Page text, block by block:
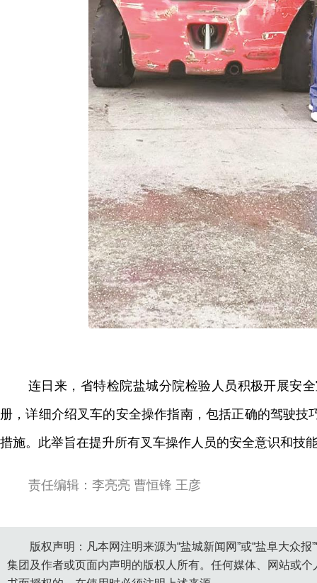
连日来，省特检院盐城分院检验人员积极开展安
册，详细介绍叉车的安全操作指南，包括正确的驾驶
措施。此举旨在提升所有叉车操作人员的安全意识和技
责任编辑：李亮亮 曹恒锋 王彦
版权声明：凡本网注明来源为“盐城新闻网”或“盐阜大众
集团及作者或页面内声明的版权人所有。任何媒体、网站或